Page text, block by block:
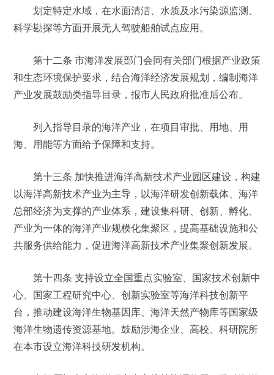
划定特定水域，在水面清洁、水质及水污染源监测、
科学勘探等方面开展无人驾驶船舶试点应用。
第十二条 市海洋发展部门会同有关部门根据产业政策
和生态环境保护要求，结合海洋经济发展规划，编制海洋
产业发展鼓励类指导目录，报市人民政府批准后公布。
列入指导目录的海洋产业，在项目审批、用地、用
海、用能等方面给予保障和支持。
第十三条 加快推进海洋高新技术产业园区建设，构建
以海洋高新技术产业为主导，以海洋研发创新载体、海洋
总部经济为支撑的产业体系，建设集科研、创新、孵化、
产业为一体的海洋产业规模化集聚区，提高基础设施和公
共服务供给能力，促进海洋高新技术产业集聚创新发展。
第十四条 支持设立全国重点实验室、国家技术创新中
心、国家工程研究中心、创新实验室等海洋科技创新平
台，推动建设海洋生物基因库、海洋天然产物库等国家级
海洋生物遗传资源基地。鼓励涉海企业、高校、科研院所
在本市设立海洋科技研发机构。